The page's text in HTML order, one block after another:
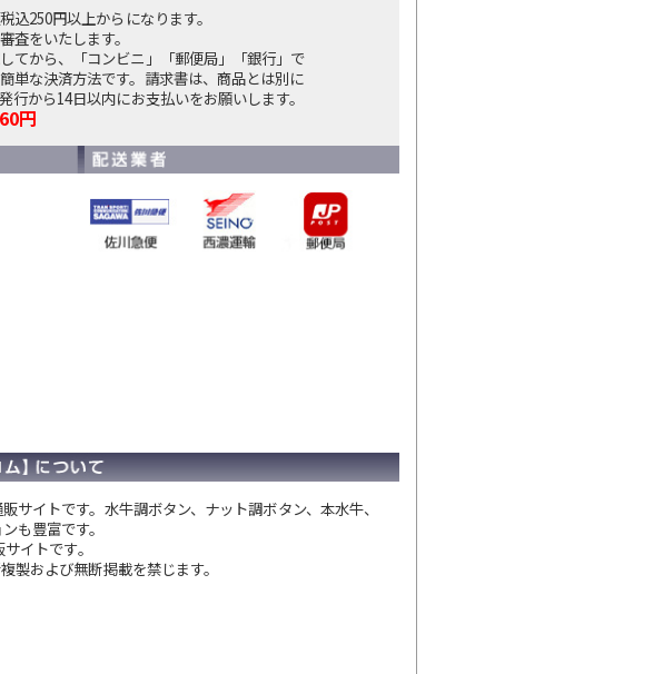
込250円以上からになります。
をいたします。
てから、「コンビニ」「郵便局」「銀行」で
単な決済方法です。請求書は、商品とは別に
行から14日以内にお支払いをお願いします。
円
サイトです。 水牛調ボタン、ナット調ボタン、本水牛、
も豊富です。
イトです。
および無断掲載を禁じます。